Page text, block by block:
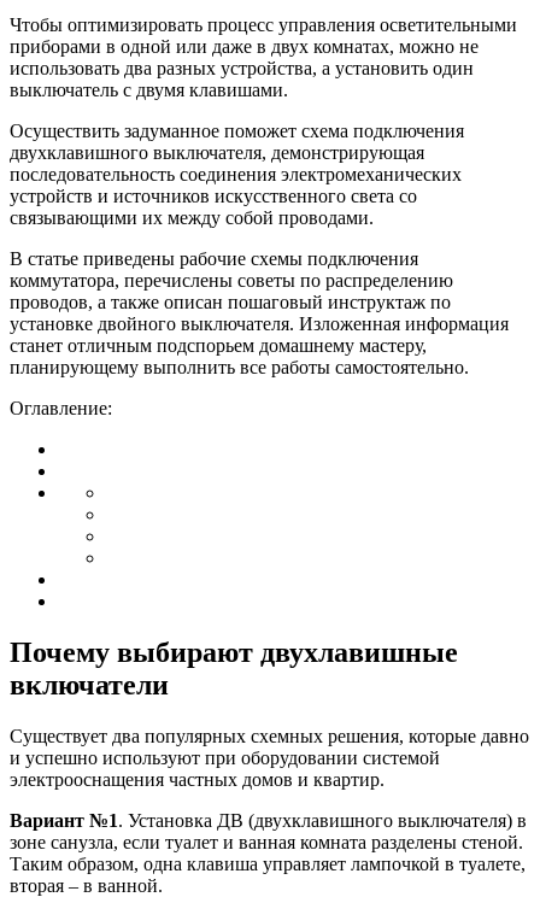
Чтобы оптимизировать процесс управления осветительными
приборами в одной или даже в двух комнатах, можно не
использовать два разных устройства, а установить один
выключатель с двумя клавишами.
Осуществить задуманное поможет схема подключения
двухклавишного выключателя, демонстрирующая
последовательность соединения электромеханических
устройств и источников искусственного света со
связывающими их между собой проводами.
В статье приведены рабочие схемы подключения
коммутатора, перечислены советы по распределению
проводов, а также описан пошаговый инструктаж по
установке двойного выключателя. Изложенная информация
станет отличным подспорьем домашнему мастеру,
планирующему выполнить все работы самостоятельно.
Оглавление:
Почему выбирают двухлавишные
включатели
Существует два популярных схемных решения, которые давно
и успешно используют при оборудовании системой
электрооснащения частных домов и квартир.
Вариант №1. Установка ДВ (двухклавишного выключателя) в
зоне санузла, если туалет и ванная комната разделены стеной.
Таким образом, одна клавиша управляет лампочкой в туалете,
вторая – в ванной.